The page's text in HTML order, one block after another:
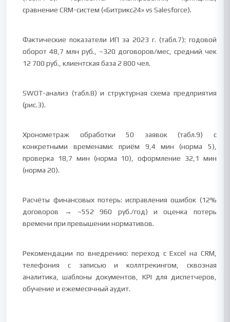
сравнение CRM-систем («Битрикс24» vs Salesforce).
Фактические показатели ИП за 2023 г. (табл.7): годовой
оборот 48,7 млн руб., ~320 договоров/мес, средний чек
12 700 руб., клиентская база 2 800 чел.
SWOT-анализ (табл.8) и структурная схема предприятия
(рис.3).
Хронометраж обработки 50 заявок (табл.9) с
конкретными временами: приём 9,4 мин (норма 5),
проверка 18,7 мин (норма 10), оформление 32,1 мин
(норма 20).
Расчёты финансовых потерь: исправления ошибок (12%
договоров → ~552 960 руб./год) и оценка потерь
времени при превышении нормативов.
Рекомендации по внедрению: переход с Excel на CRM,
телефония с записью и коллтрекингом, сквозная
аналитика, шаблоны документов, KPI для диспетчеров,
обучение и ежемесячный аудит.